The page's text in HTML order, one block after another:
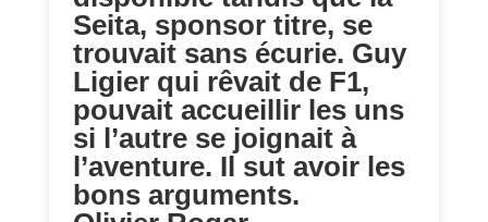
Seita, sponsor titre, se
trouvait sans écurie. Guy
Ligier qui rêvait de F1,
pouvait accueillir les uns
si l’autre se joignait à
l’aventure. Il sut avoir les
bons arguments.